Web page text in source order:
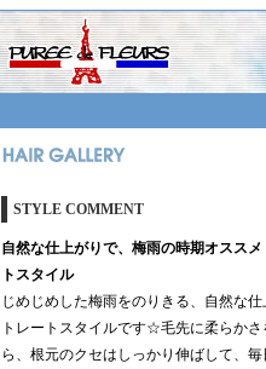
STYLE COMMENT
自然な仕上がりで、梅雨の時期オスス
トスタイル
じめじめした梅雨をのりきる、自然な仕
トレートスタイルです☆毛先に柔らか
ら、根元のクセはしっかり伸ばして、毎